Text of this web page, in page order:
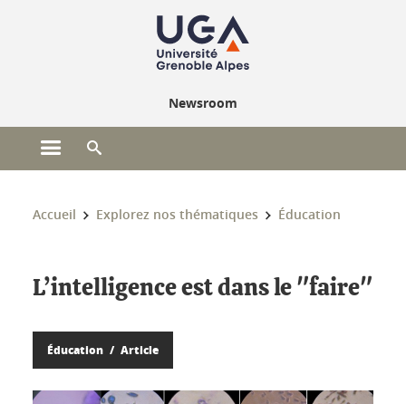
Newsroom
Ouvrir le menu principal
Vous êtes ici :
Accueil Explorez nos thématiques Éducation
L’intelligence est dans le "faire"
Éducation Article